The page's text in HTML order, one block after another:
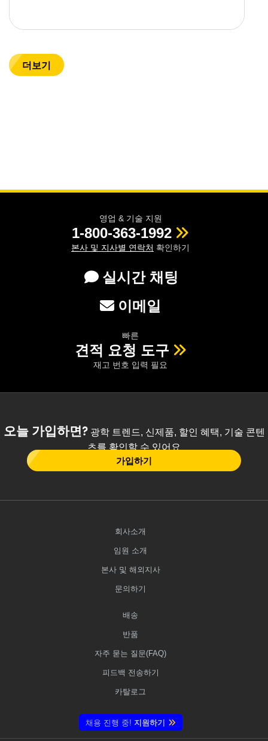
더보기
영업 & 기술 지원
1-800-363-1992
본사 및 지사별 연락처 확인하기
실시간 채팅
이메일
빠른
견적 요청 도구
재고 번호 입력 필요
오늘 가입하면?광학 트렌드, 신제품, 할인 혜택, 기술 콘텐
츠를 확인할 수 있어요
가입하기
회사소개
임원 소개
본사 및 해외지사
문의하기
배송
반품
자주 묻는 질문(FAQ)
피드백 전송하기
카탈로그
채용 진행 중! 지원하기